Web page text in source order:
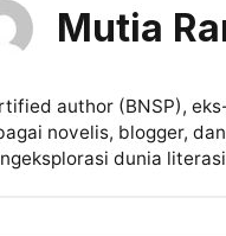
Mutia
author (BNSP),
novelis, blogger,
dunia